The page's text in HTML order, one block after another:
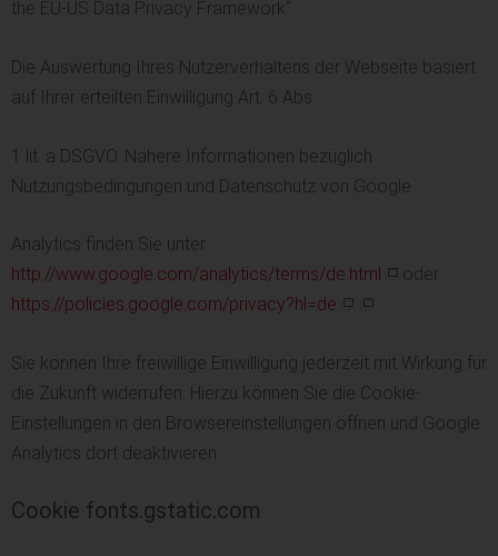
the EU-US Data Privacy Framework“.
Die Auswertung Ihres Nutzerverhaltens der Webseite basiert
auf Ihrer erteilten Einwilligung Art. 6 Abs.
1 lit. a DSGVO. Nähere Informationen bezüglich
Nutzungsbedingungen und Datenschutz von Google
Analytics finden Sie unter
http://www.google.com/analytics/terms/de.html
oder
https://policies.google.com/privacy?hl=de
.
Sie können Ihre freiwillige Einwilligung jederzeit mit Wirkung für
die Zukunft widerrufen. Hierzu können Sie die Cookie-
Einstellungen in den Browsereinstellungen öffnen und Google
Analytics dort deaktivieren.
Cookie fonts.gstatic.com